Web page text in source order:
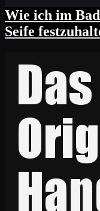
Wie ich im
Seife